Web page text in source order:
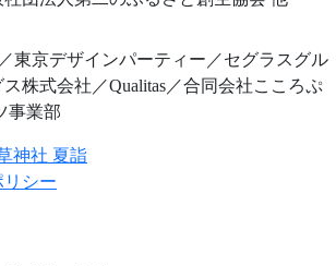
東京デザインパーティー／セグラスグル
株式会社／Qualitas／合同会社こころぷ
事業部
神社 夏詣
リシー